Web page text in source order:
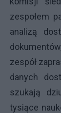
zespołem
analizą
zespół
danych
szukają
tysiące